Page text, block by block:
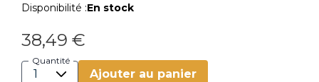
Disponibilité :En stock
38,49 €
Quantité
Ajouter au panier